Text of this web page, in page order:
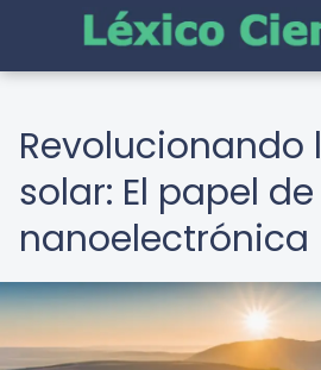
Revolucionando
solar: El papel
nanoelectrónica